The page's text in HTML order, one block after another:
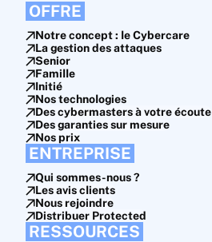
OFFRE
Notre concept : le Cybercare
La gestion des attaques
Senior
Famille
Initié
Nos technologies
Des cybermasters à votre écoute
Des garanties sur mesure
Nos prix
ENTREPRISE
Qui sommes-nous ?
Les avis clients
Nous rejoindre
Distribuer Protected
RESSOURCES